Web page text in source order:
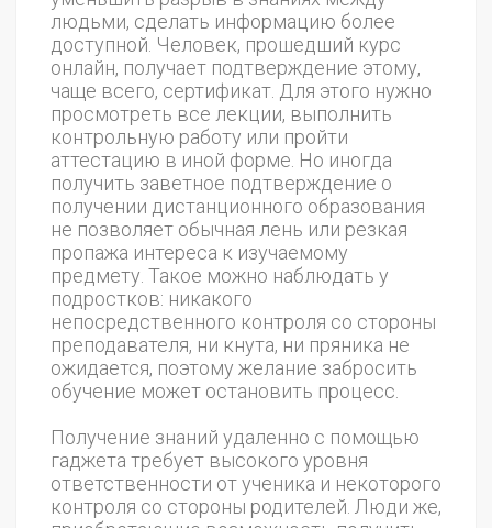
людьми, сделать информацию более
доступной. Человек, прошедший курс
онлайн, получает подтверждение этому,
чаще всего, сертификат. Для этого нужно
просмотреть все лекции, выполнить
контрольную работу или пройти
аттестацию в иной форме. Но иногда
получить заветное подтверждение о
получении дистанционного образования
не позволяет обычная лень или резкая
пропажа интереса к изучаемому
предмету. Такое можно наблюдать у
подростков: никакого
непосредственного контроля со стороны
преподавателя, ни кнута, ни пряника не
ожидается, поэтому желание забросить
обучение может остановить процесс.
Получение знаний удаленно с помощью
гаджета требует высокого уровня
ответственности от ученика и некоторого
контроля со стороны родителей. Люди же,